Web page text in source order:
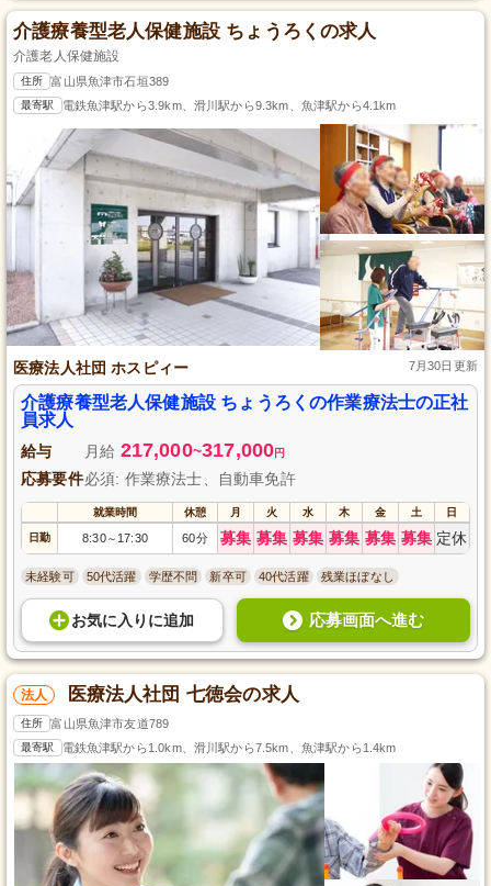
介護療養型老人保健施設 ちょうろくの求人
介護老人保健施設
住所 富山県魚津市石垣389
最寄駅 電鉄魚津駅から3.9km、滑川駅から9.3km、魚津駅から4.1km
医療法人社団 ホスピィー 7月30日更新
介護療養型老人保健施設 ちょうろくの作業療法士の正社
員求人
給与 月給 217,000~317,000円
応募要件必須: 作業療法士、自動車免許
就業時間 休憩 月 火 水 木 金 土 日
日勤 8:30～ 17:30 60分 募集 募集 募集 募集 募集 募集 定休
未経験可 50代活躍 学歴不問 新卒可 40代活躍 残業ほぼなし
お気に入り に追加 応募画面へ進む
法人 医療法人社団 七徳会の求人
住所 富山県魚津市友道789
最寄駅 電鉄魚津駅から1.0km、滑川駅から7.5km、魚津駅から1.4km